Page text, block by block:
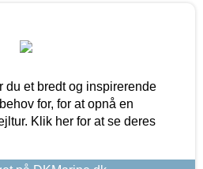
du et bredt og inspirerende
for, for at opnå en
Klik her for at se deres